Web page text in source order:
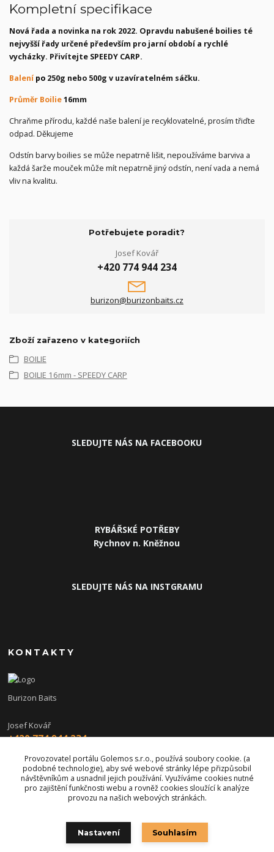
Kompletní specifikace
Nová řada a novinka na rok 2022. Opravdu nabušené boilies té
nejvyšší řady určené především pro jarní období a rychlé
vycházky. Přivítejte SPEEDY CARP.
Balenípo 250g nebo 500g v uzavíratelném sáčku.
Průměr Boilie16mm
Chraňme přírodu, každé naše balení je recyklovatelné, prosím třiďte
odpad. Děkujeme
Odstín barvy boilies se může nepatrně lišit, nepoužíváme barviva a
každá šarže mouček může mít nepatrně jiný odstín, není vada a nemá
vliv na kvalitu.
Potřebujete poradit?
Josef Kovář
+420 774 944 234
burizon@burizonbaits.cz
Zboží zařazeno v kategoriích
BOILIE
BOILIE 16mm - SPEEDY CARP
SLEDUJTE NÁS NA FACEBOOKU
RYBÁŘSKÉ POTŘEBY
Rychnov n. Kněžnou
SLEDUJTE NÁS NA INSTGRAMU
KONTAKTY
Burizon Baits
Josef Kovář
+420 774 944 234
burizon@burizonbaits.cz
Provozovatel portálu Golemos s.r.o., používá soubory cookie. (a
podobné technologie), aby své webové stránky lépe přizpůsobil
návštěvníkům a usnadnil jejich používání. Využíváme cookies nutné
pro zajištění funkčnosti webu a rovněž cookies sloužící k analýze
provozu na našich webových stránkách.
Nastavení Souhlasím